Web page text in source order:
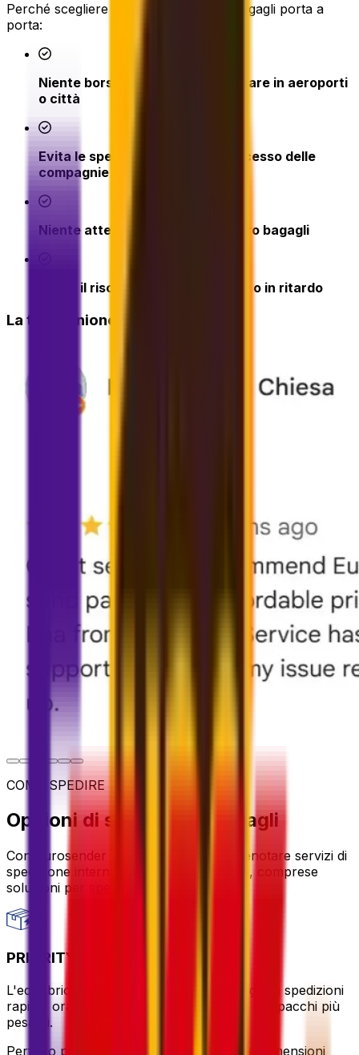
Perché scegliere la nostra consegna bagagli porta a
porta:
Niente borse pesanti da trasportare in aeroporti
o città
Evita le spese per bagaglio in eccesso delle
compagnie aeree
Niente attese al check-in o al ritiro bagagli
Riduci il rischio di bagagli smarriti o in ritardo
La tua opinione conta
COME SPEDIRE
Opzioni di spedizione bagagli
Con Eurosender puoi confrontare e prenotare servizi di
spedizione internazionale di più fornitori, comprese
soluzioni per
PRIORITY PACKAGE
L'equilibrio ideale tra valore e velocità – goditi spedizioni
rapide, orari di ritiro flessibili e supporto per pacchi più
pesanti.
Perfetto per spedizioni urgenti o di grandi dimensioni